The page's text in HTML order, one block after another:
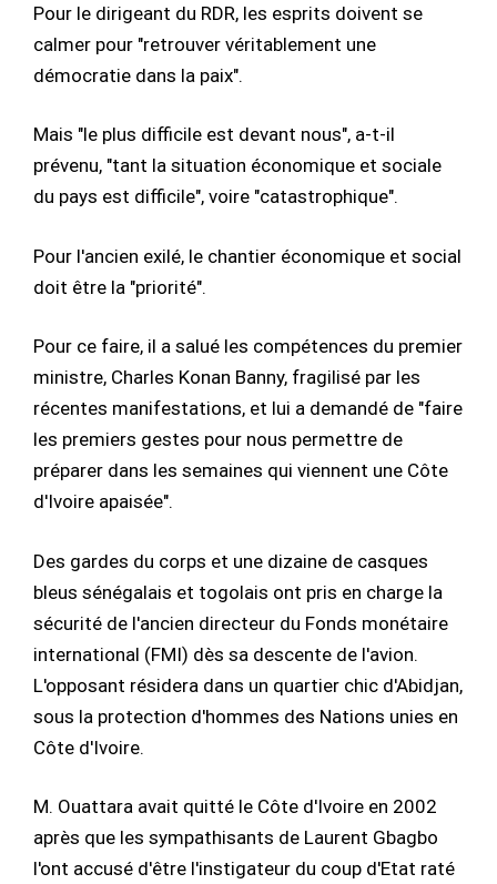
Pour le dirigeant du RDR, les esprits doivent se
calmer pour "retrouver véritablement une
démocratie dans la paix".
Mais "le plus difficile est devant nous", a-t-il
prévenu, "tant la situation économique et sociale
du pays est difficile", voire "catastrophique".
Pour l'ancien exilé, le chantier économique et social
doit être la "priorité".
Pour ce faire, il a salué les compétences du premier
ministre, Charles Konan Banny, fragilisé par les
récentes manifestations, et lui a demandé de "faire
les premiers gestes pour nous permettre de
préparer dans les semaines qui viennent une Côte
d'Ivoire apaisée".
Des gardes du corps et une dizaine de casques
bleus sénégalais et togolais ont pris en charge la
sécurité de l'ancien directeur du Fonds monétaire
international (FMI) dès sa descente de l'avion.
L'opposant résidera dans un quartier chic d'Abidjan,
sous la protection d'hommes des Nations unies en
Côte d'Ivoire.
M. Ouattara avait quitté le Côte d'Ivoire en 2002
après que les sympathisants de Laurent Gbagbo
l'ont accusé d'être l'instigateur du coup d'Etat raté